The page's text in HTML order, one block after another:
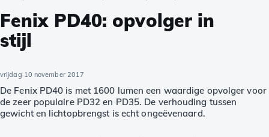
Fenix PD40: opvolger in
stijl
vrijdag 10 november 2017
De Fenix PD40 is met 1600 lumen een waardige opvolger voor
de zeer populaire PD32 en PD35. De verhouding tussen
gewicht en lichtopbrengst is echt ongeëvenaard.